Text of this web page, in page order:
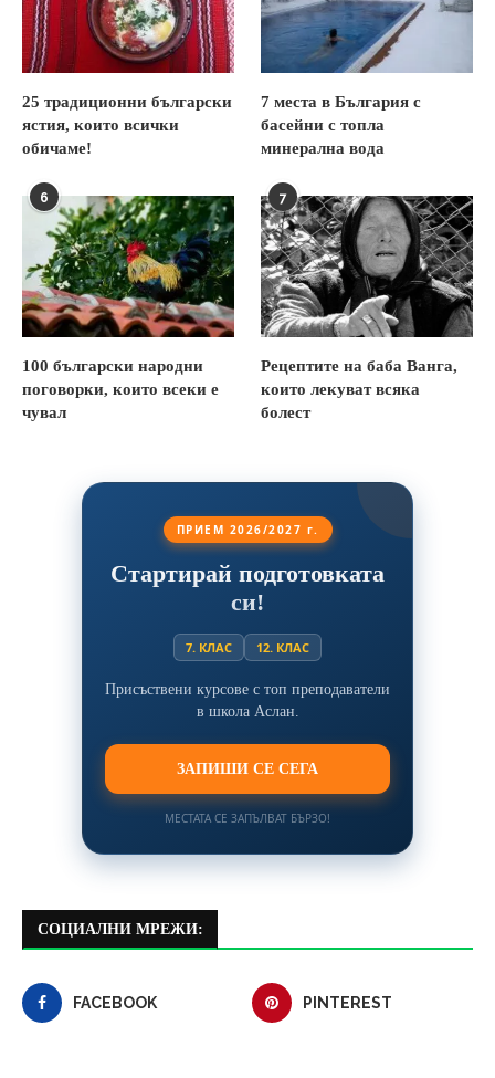
25 традиционни български
ястия, които всички
обичаме!
7 места в България с
басейни с топла
минерална вода
6
100 български народни
поговорки, които всеки е
чувал
7
Рецептите на баба Ванга,
които лекуват всяка
болест
ПРИЕМ 2026/2027 г.
Стартирай подготовката
си!
7. КЛАС 12. КЛАС
Присъствени курсове с топ преподаватели
в школа Аслан.
ЗАПИШИ СЕ СЕГА
МЕСТАТА СЕ ЗАПЪЛВАТ БЪРЗО!
СОЦИАЛНИ МРЕЖИ:
FACEBOOK PINTEREST